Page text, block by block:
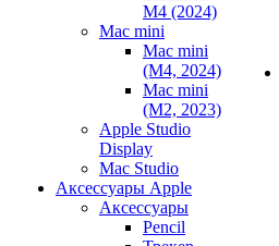
M4 (2024)
Mac mini
Mac mini
(M4, 2024)
Mac mini
(M2, 2023)
Apple Studio
Display
Mac Studio
Аксессуары Apple
Аксессуары
Pencil